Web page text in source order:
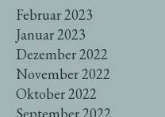
Februar 2023
Januar 2023
Dezember 2022
November 2022
Oktober 2022